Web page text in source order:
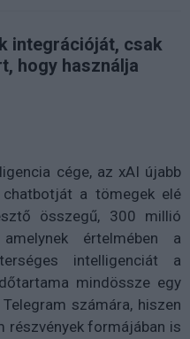
integrációját, csak
hogy használja
cége, az xAI újabb
a tömegek elé
összegű, 300 millió
értelmében a
intelligenciát a
mindössze egy
számára, hiszen
részvények formájában is